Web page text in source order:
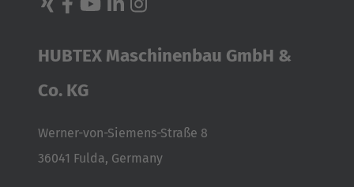
HUBTEX Maschinenbau GmbH &
Co. KG
Werner-von-Siemens-Straße 8
36041 Fulda, Germany